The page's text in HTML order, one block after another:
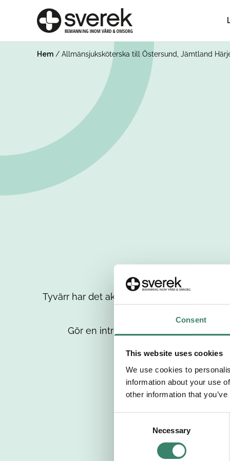
Consent
This website uses cookies
We use cookies to
information about your use
other information that
Necessary
Hem / Allmänsjuksköterska till Östersund, Jämtland
Tyvärr har det aktuella jobbet tagits bort
Gör en intresseanmälan så